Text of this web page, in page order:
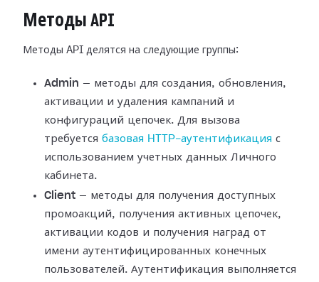
Методы API
Методы API делятся на следующие группы:
Admin — методы для создания, обновления,
активации и удаления кампаний и
конфигураций цепочек. Для вызова
требуется базовая HTTP-аутентификация с
использованием учетных данных Личного
кабинета.
Client — методы для получения доступных
промоакций, получения активных цепочек,
активации кодов и получения наград от
имени аутентифицированных конечных
пользователей. Аутентификация выполняется